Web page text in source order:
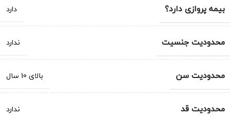
بیمه پروازی دارد؟ دارد
محدودیت جنسیت ندارد
محدودیت سن بالای 10 سال
محدودیت قد ندارد